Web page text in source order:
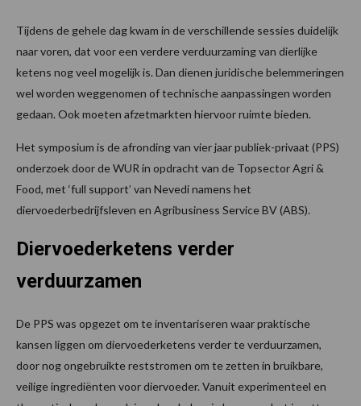
Tijdens de gehele dag kwam in de verschillende sessies duidelijk
naar voren, dat voor een verdere verduurzaming van dierlijke
ketens nog veel mogelijk is. Dan dienen juridische belemmeringen
wel worden weggenomen of technische aanpassingen worden
gedaan. Ook moeten afzetmarkten hiervoor ruimte bieden.
Het symposium is de afronding van vier jaar publiek-privaat (PPS)
onderzoek door de WUR in opdracht van de Topsector Agri &
Food, met ‘full support’ van Nevedi namens het
diervoederbedrijfsleven en Agribusiness Service BV (ABS).
Diervoederketens verder
verduurzamen
De PPS was opgezet om te inventariseren waar praktische
kansen liggen om diervoederketens verder te verduurzamen,
door nog ongebruikte reststromen om te zetten in bruikbare,
veilige ingrediënten voor diervoeder. Vanuit experimenteel en